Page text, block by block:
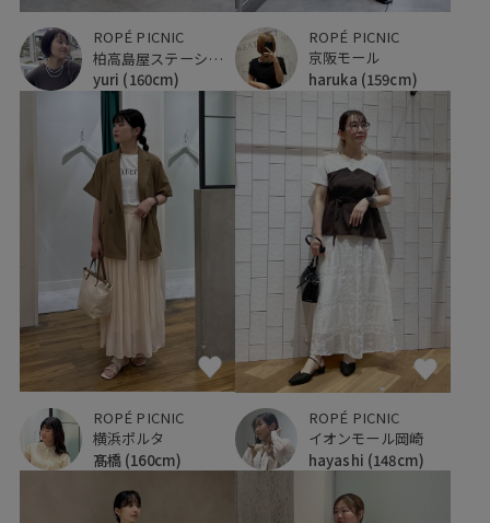
ROPÉ PICNIC
柏高島屋ステーションモール
yuri (160cm)
ROPÉ PICNIC
京阪モール
haruka (159cm)
ROPÉ PICNIC
横浜ポルタ
髙橋 (160cm)
ROPÉ PICNIC
イオンモール岡崎
hayashi (148cm)